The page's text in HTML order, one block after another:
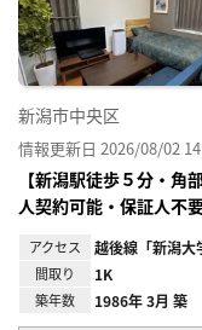
新潟市中央区
情報更新日 2026/08/02
【新潟駅徒歩５分・
人契約可能・保証人不
アクセス 越後線「新潟大
間取り 1K
築年数 1986年 3月 築